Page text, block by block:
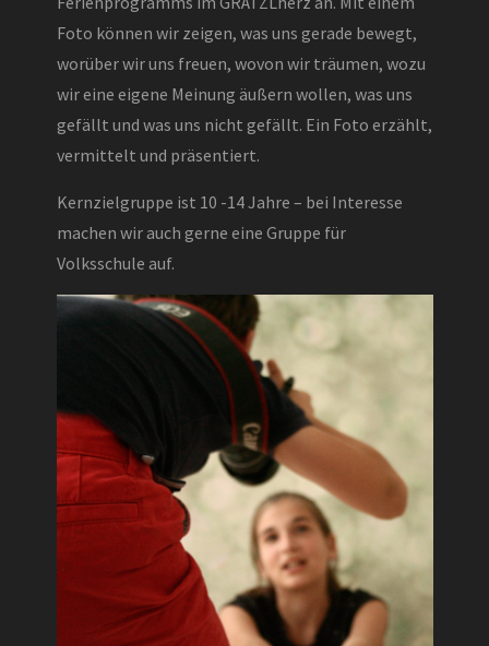
Foto können wir zeigen, was uns gerade bewegt,
worüber wir uns freuen, wovon wir träumen, wozu
wir eine eigene Meinung äußern wollen, was uns
gefällt und was uns nicht gefällt. Ein Foto erzählt,
vermittelt und präsentiert.
Kernzielgruppe ist 10 -14 Jahre – bei Interesse
machen wir auch gerne eine Gruppe für
Volksschule auf.